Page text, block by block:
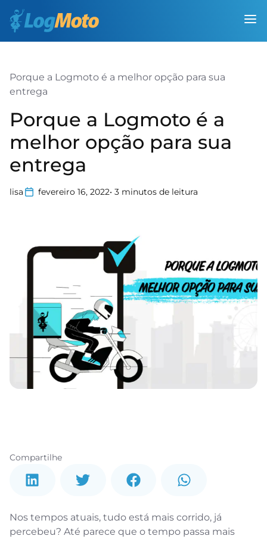
Porque a Logmoto é a melhor opção para sua
entrega
Porque a Logmoto é a
melhor opção para sua
entrega
lisa fevereiro 16, 2022• 3 minutos de leitura
Compartilhe
Nos tempos atuais, tudo está mais corrido, já
percebeu? Até parece que o tempo passa mais